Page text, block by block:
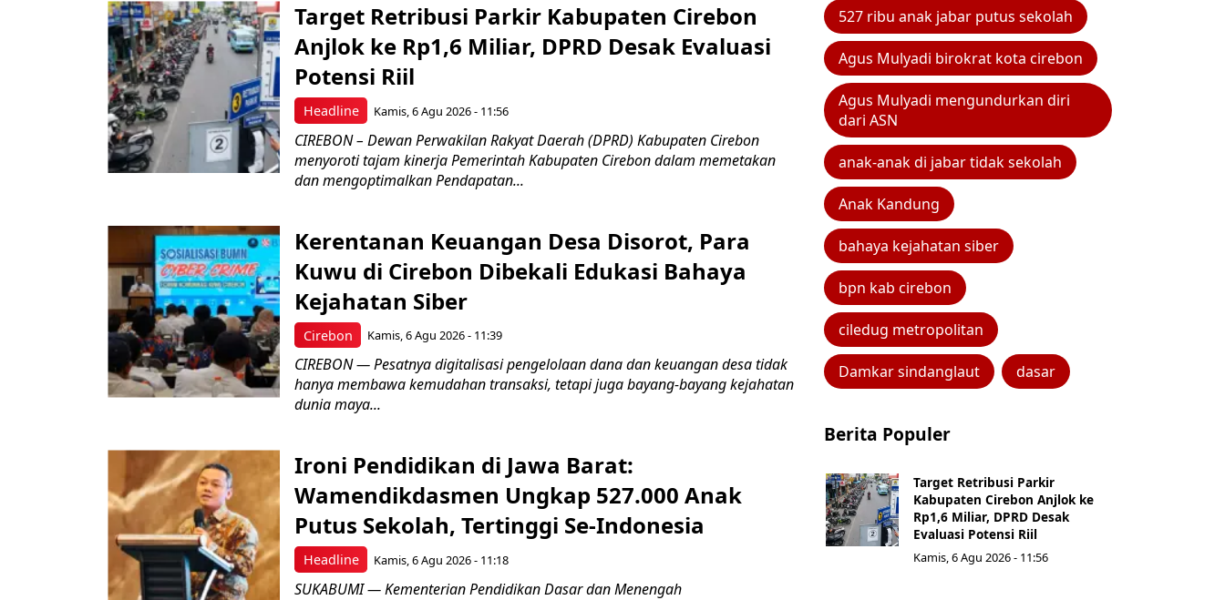
Headline
Target Retribusi Parkir Kabupaten Cirebon
Anjlok ke Rp1,6 Miliar, DPRD Desak Evaluasi
Potensi Riil
Kamis, 6 Agu 2026 - 11:56
CIREBON – Dewan Perwakilan Rakyat Daerah (DPRD) Kabupaten Cirebon
menyoroti tajam kinerja Pemerintah Kabupaten Cirebon dalam memetakan
dan mengoptimalkan Pendapatan...
Cirebon
Kerentanan Keuangan Desa Disorot, Para
Kuwu di Cirebon Dibekali Edukasi Bahaya
Kejahatan Siber
Kamis, 6 Agu 2026 - 11:39
CIREBON — Pesatnya digitalisasi pengelolaan dana dan keuangan desa tidak
hanya membawa kemudahan transaksi, tetapi juga bayang-bayang kejahatan
dunia maya...
Headline
Ironi Pendidikan di Jawa Barat:
Wamendikdasmen Ungkap 527.000 Anak
Putus Sekolah, Tertinggi Se-Indonesia
Kamis, 6 Agu 2026 - 11:18
SUKABUMI — Kementerian Pendidikan Dasar dan Menengah
527 ribu anak jabar putus sekolah
Agus Mulyadi birokrat kota cirebon
Agus Mulyadi mengundurkan diri
dari ASN
anak-anak di jabar tidak sekolah
Anak Kandung
bahaya kejahatan siber
bpn kab cirebon
ciledug metropolitan
Damkar sindanglaut dasar
Berita Populer
Target Retribusi Parkir
Kabupaten Cirebon Anjlok ke
Rp1,6 Miliar, DPRD Desak
Evaluasi Potensi Riil
Kamis, 6 Agu 2026 - 11:56